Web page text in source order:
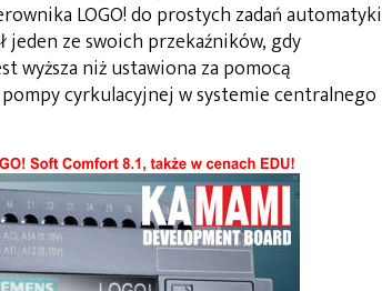
LOGO! do prostych zadań automatyki
jeden ze swoich przekaźników, gdy
wyższa niż ustawiona za pomocą
cyrkulacyjnej w systemie centralnego